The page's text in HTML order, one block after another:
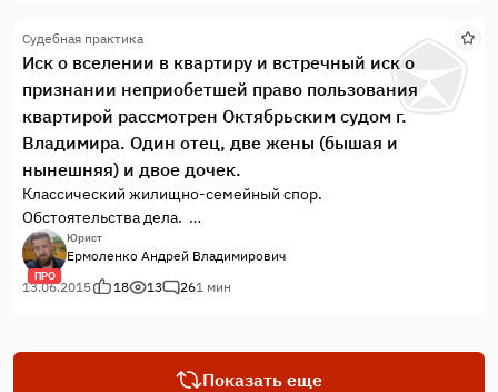
Судебная практика
Иск о вселении в квартиру и встречный иск о
признании неприобетшей право пользования
квартирой рассмотрен Октябрьским судом г.
Владимира. Один отец, две жены (бышая и
нынешняя) и двое дочек.
Классический жилищно-семейный спор.
Обстоятельства дела.
Мужчина вступил в брак с моей Доверительницей, у них
родилась дочка, которая вместе с родителями была
зарегистрирована в муниципальной квартире.
ему дочь.
Еще до рождения дочки от второго брака мужчина
ПРО
Юрист
Ермоленко Андрей Владимирович
13.06.2015
18 13 261 мин
Показать еще